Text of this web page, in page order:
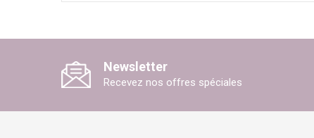
Newsletter
Recevez nos offres spéciales